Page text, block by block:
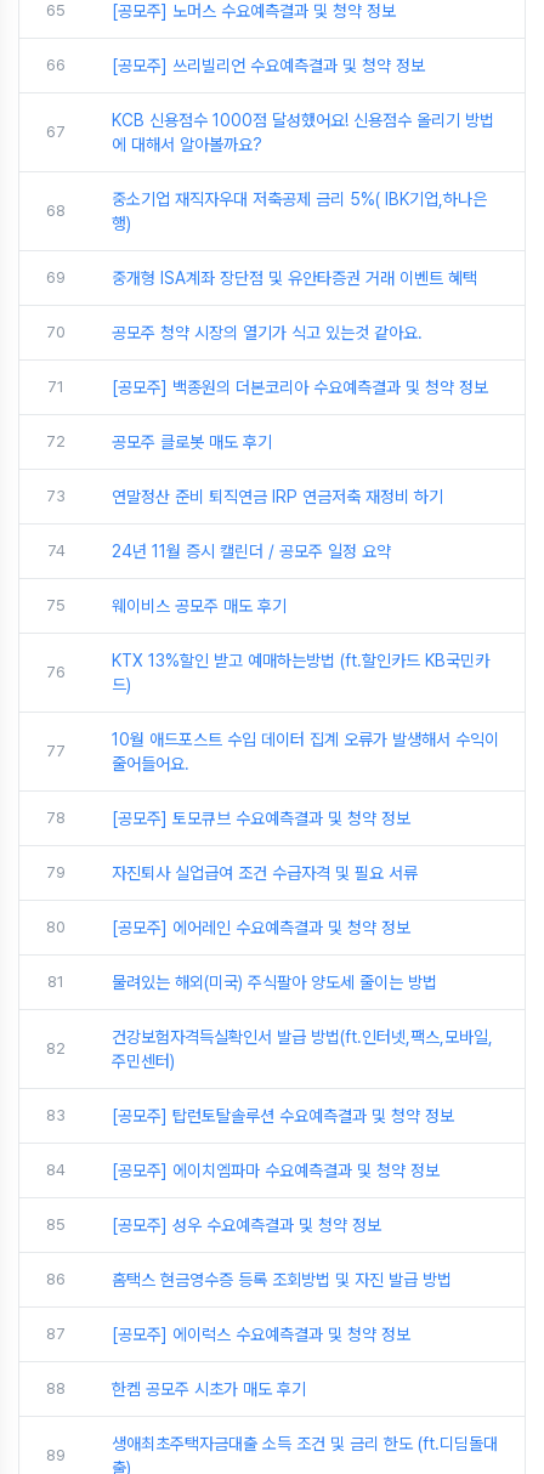
65 [공모주] 노머스 수요예측결과 및 청약 정보
66 [공모주] 쓰리빌리언 수요예측결과 및 청약 정보
67
KCB 신용점수 1000점 달성했어요! 신용점수 올리기 방법
에 대해서 알아볼까요?
68
중소기업 재직자우대 저축공제 금리 5%( IBK기업,하나은
행)
69 중개형 ISA계좌 장단점 및 유안타증권 거래 이벤트 혜택
70 공모주 청약 시장의 열기가 식고 있는것 같아요.
71 [공모주] 백종원의 더본코리아 수요예측결과 및 청약 정보
72 공모주 클로봇 매도 후기
73 연말정산 준비 퇴직연금 IRP 연금저축 재정비 하기
74 24년 11월 증시 캘린더 / 공모주 일정 요약
75 웨이비스 공모주 매도 후기
76
KTX 13%할인 받고 예매하는방법 (ft.할인카드 KB국민카
드)
77
10월 애드포스트 수입 데이터 집계 오류가 발생해서 수익이
줄어들어요.
78 [공모주] 토모큐브 수요예측결과 및 청약 정보
79 자진퇴사 실업급여 조건 수급자격 및 필요 서류
80 [공모주] 에어레인 수요예측결과 및 청약 정보
81 물려있는 해외(미국) 주식팔아 양도세 줄이는 방법
82
건강보험자격득실확인서 발급 방법(ft.인터넷,팩스,모바일,
주민센터)
83 [공모주] 탑런토탈솔루션 수요예측결과 및 청약 정보
84 [공모주] 에이치엠파마 수요예측결과 및 청약 정보
85 [공모주] 성우 수요예측결과 및 청약 정보
86 홈택스 현금영수증 등록 조회방법 및 자진 발급 방법
87 [공모주] 에이럭스 수요예측결과 및 청약 정보
88 한켐 공모주 시초가 매도 후기
89
생애최초주택자금대출 소득 조건 및 금리 한도 (ft.디딤돌대
출)